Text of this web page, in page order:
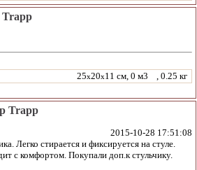
Trapp
25x20x11 см, 0 м3 , 0.25 кг
Trapp
2015-10-28 17:51:08
Легко стирается и фиксируется на стуле.
с комфортом. Покупали доп.к стульчику.